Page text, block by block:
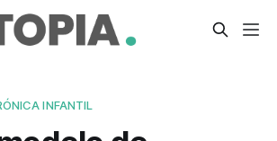
INFANTIL